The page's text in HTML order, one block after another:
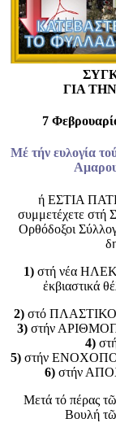
ΓΙΑ
7
Μέ τήν ευλογία
ή ΕΣΤΙΑ
συμμετέχετε στή
Ορθόδοξοι
1) στή νέα
ἐκβιαστικά
2) στό
3) στήν
4)
5)στήν
6)στήν
Μετά τό πέρας
Βουλή